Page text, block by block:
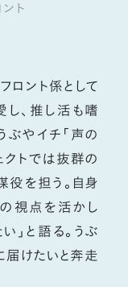
ト
ント係として
し、推し活も嗜
ぶやイチ「声の
クトでは抜群の
役を担う。自身
視点を活かし
」と語る。うぶ
届けたいと奔走